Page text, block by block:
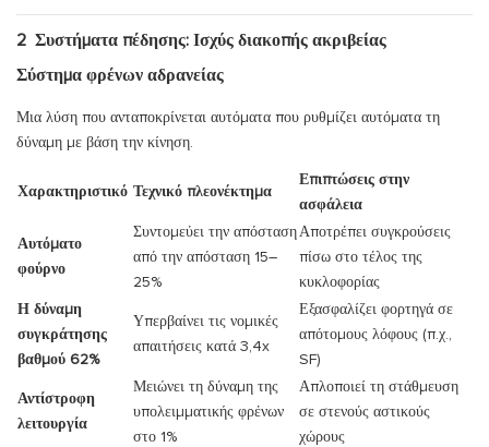
2 Συστήματα πέδησης: Ισχύς διακοπής ακριβείας
Σύστημα φρένων αδρανείας
Μια λύση που ανταποκρίνεται αυτόματα που ρυθμίζει αυτόματα τη
δύναμη με βάση την κίνηση.
Χαρακτηριστικό Τεχνικό πλεονέκτημα
Επιπτώσεις στην
ασφάλεια
Αυτόματο
φούρνο
Συντομεύει την απόσταση
από την απόσταση 15–
25%
Αποτρέπει συγκρούσεις
πίσω στο τέλος της
κυκλοφορίας
Η δύναμη
συγκράτησης
βαθμού 62%
Υπερβαίνει τις νομικές
απαιτήσεις κατά 3,4x
Εξασφαλίζει φορτηγά σε
απότομους λόφους (π.χ.,
SF)
Αντίστροφη
λειτουργία
Μειώνει τη δύναμη της
υπολειμματικής φρένων
στο 1%
Απλοποιεί τη στάθμευση
σε στενούς αστικούς
χώρους